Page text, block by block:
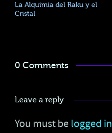
La Alquimia del Raku y el
Cristal
0 Comments
Leave a reply
You must be logged in